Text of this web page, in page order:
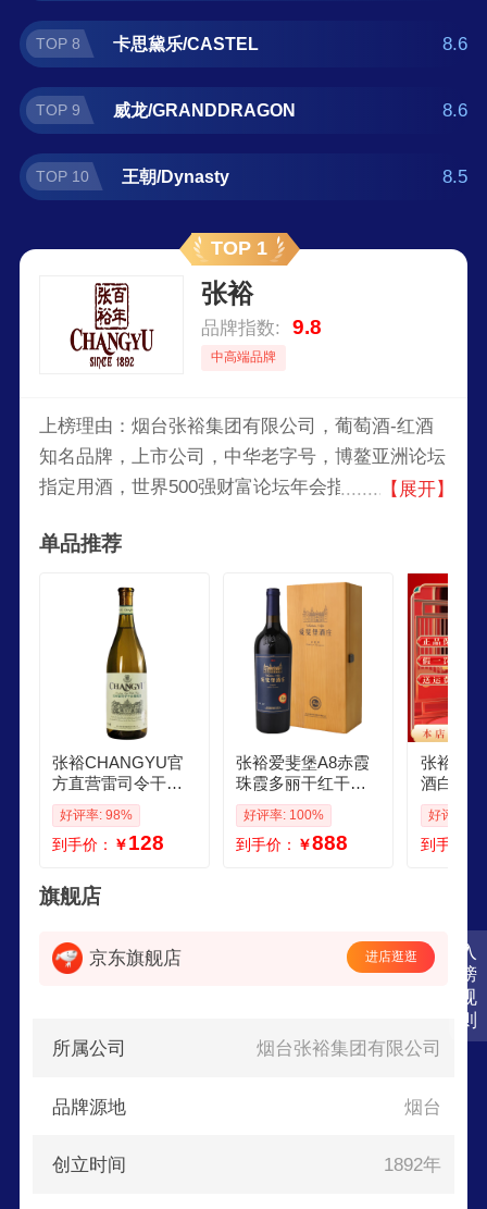
入
榜
规
则
TOP 8 卡思黛乐/CASTEL 8.6
TOP 9 威龙/GRANDDRAGON 8.6
TOP 10 王朝/Dynasty 8.5
TOP 1
张裕
品牌指数: 9.8
中高端品牌
上榜理由：烟台张裕集团有限公司，葡萄酒-红酒
知名品牌，上市公司，中华老字号，博鳌亚洲论坛
指定用酒，世界500强财富论坛年会指定干红产【展开】
单品推荐
张裕CHANGYU官
方直营雷司令干白
葡萄酒 红酒 自饮女
士宴请年货送礼 干
白葡萄酒750mL单
好评率: 98%
到手价： ￥128
张裕爱斐堡A8赤霞
珠霞多丽干红干白
葡萄酒高档礼盒木
盒装红酒750ml A8
赤霞珠干红 单支木
好评率: 100%
到手价： ￥888
张裕
酒白葡
兰山产
葡萄酒
礼推荐
好评率:
到手价：
旗舰店
京东旗舰店 进店逛逛
所属公司 烟台张裕集团有限公司
品牌源地 烟台
创立时间 1892年